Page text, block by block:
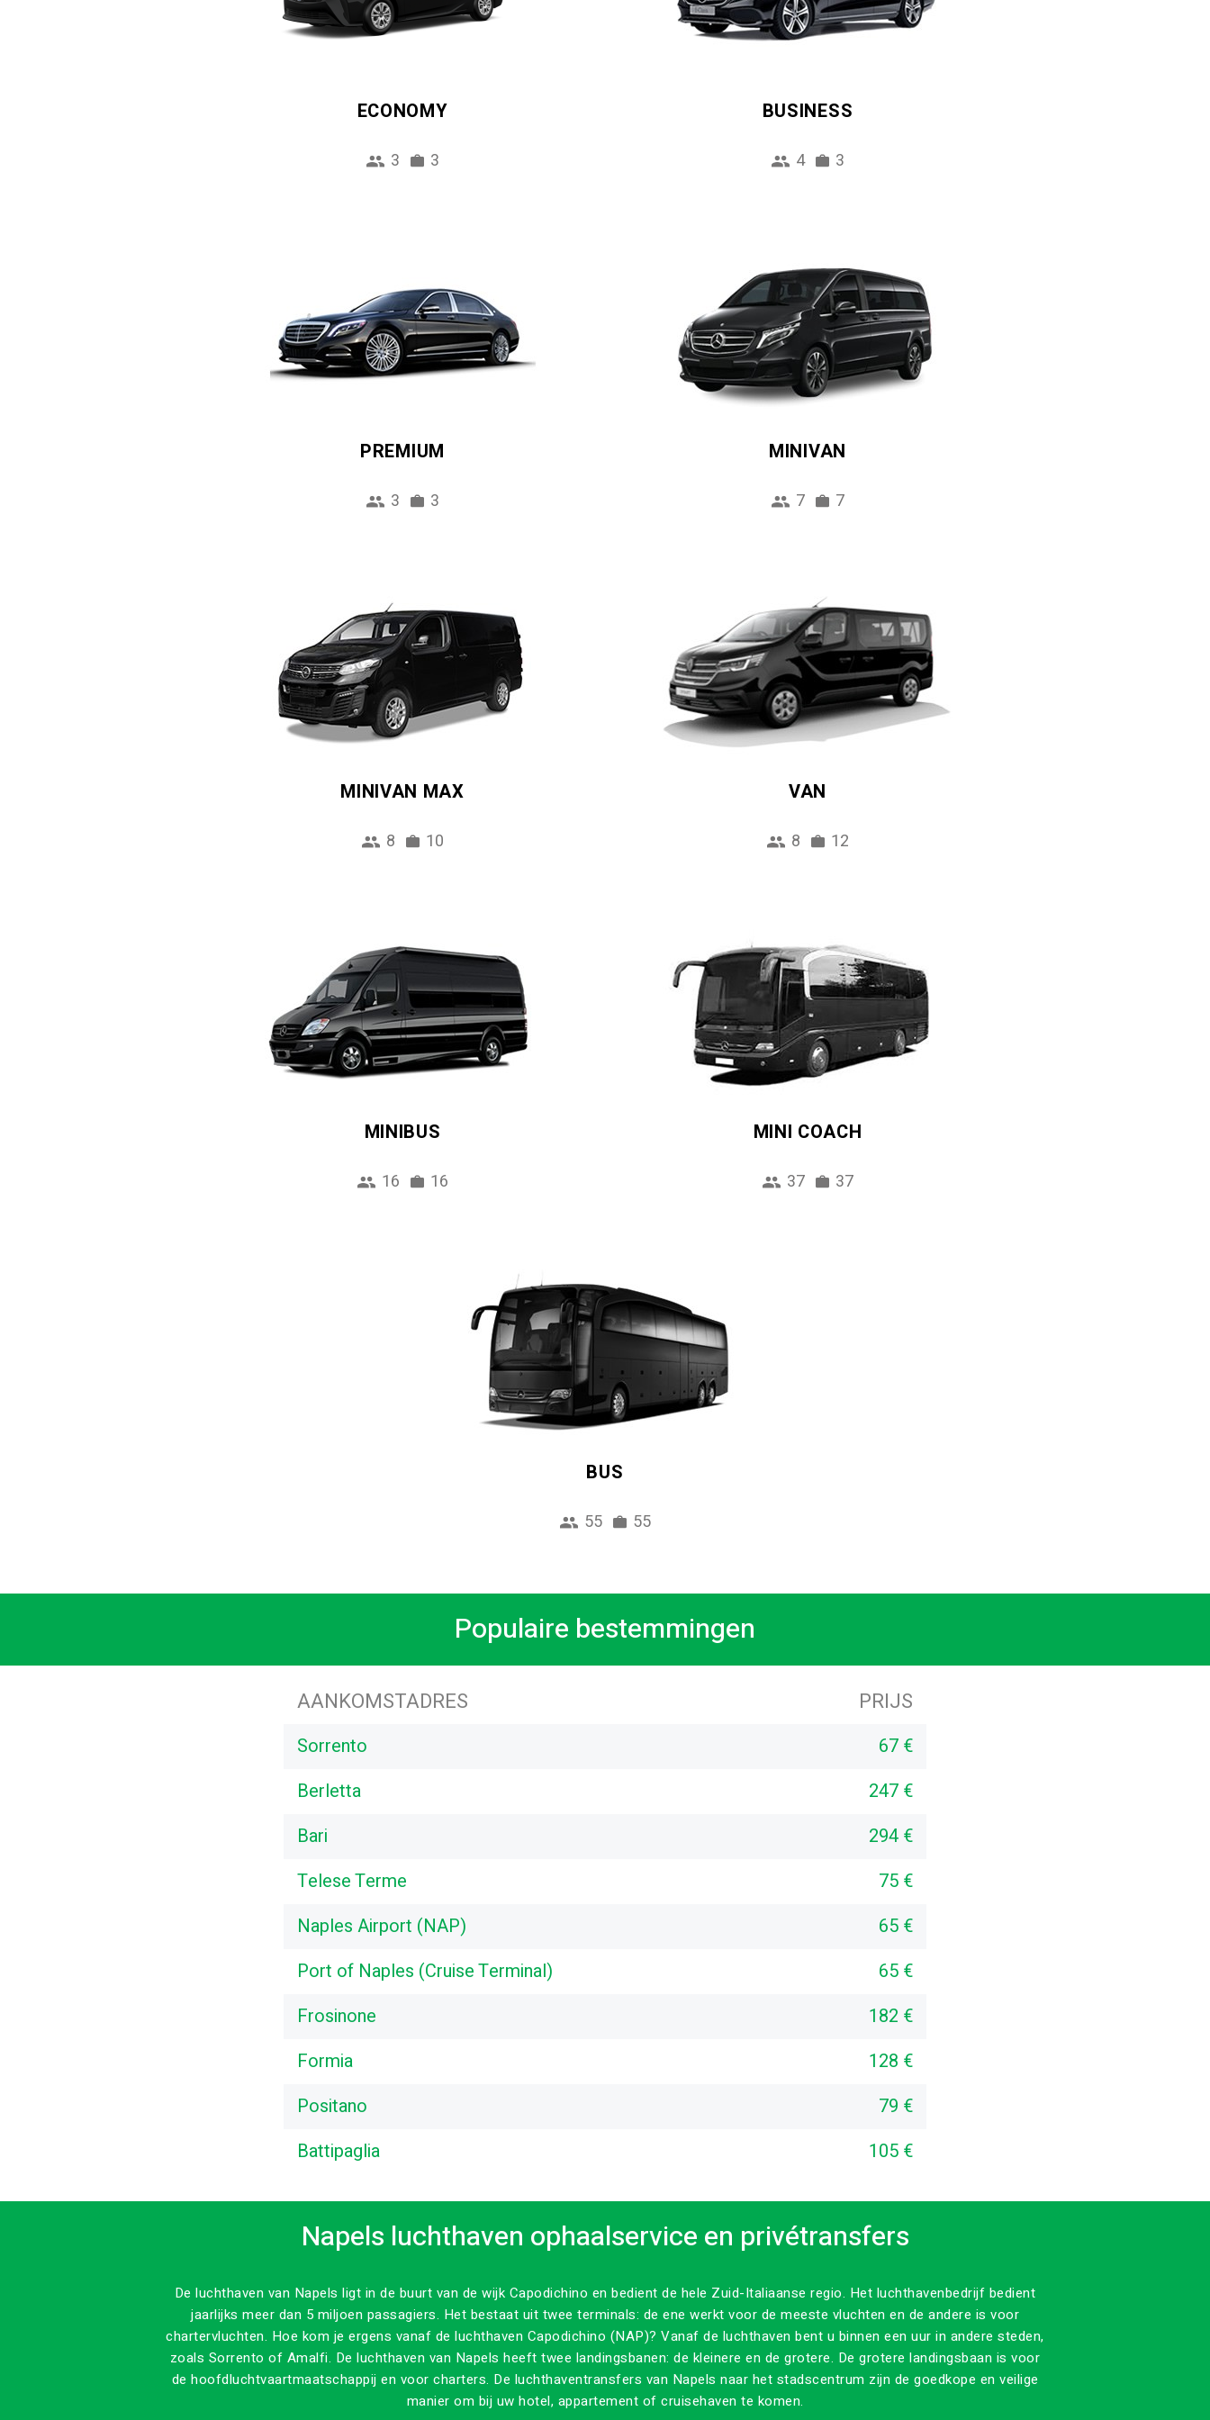
ECONOMY
3 3
BUSINESS
4 3
PREMIUM
3 3
MINIVAN
7 7
MINIVAN MAX
8 10
VAN
8 12
MINIBUS
16 16
MINI COACH
37 37
BUS
55 55
Populaire bestemmingen
AANKOMSTADRES PRIJS
Sorrento
67 €
Berletta
247 €
Bari
294 €
Telese Terme
75 €
Naples Airport (NAP)
65 €
Port of Naples (Cruise Terminal)
65 €
Frosinone
182 €
Formia
128 €
Positano
79 €
Battipaglia
105 €
Napels luchthaven ophaalservice en privétransfers
De luchthaven van Napels ligt in de buurt van de wijk Capodichino en bedient de hele Zuid-Italiaanse regio. Het luchthavenbedrijf bedient
jaarlijks meer dan 5 miljoen passagiers. Het bestaat uit twee terminals: de ene werkt voor de meeste vluchten en de andere is voor
chartervluchten. Hoe kom je ergens vanaf de luchthaven Capodichino (NAP)? Vanaf de luchthaven bent u binnen een uur in andere steden,
zoals Sorrento of Amalfi. De luchthaven van Napels heeft twee landingsbanen: de kleinere en de grotere. De grotere landingsbaan is voor
de hoofdluchtvaartmaatschappij en voor charters. De luchthaventransfers van Napels naar het stadscentrum zijn de goedkope en veilige
manier om bij uw hotel, appartement of cruisehaven te komen.